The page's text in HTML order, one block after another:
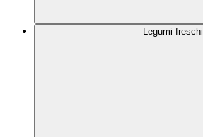
Legumi freschi